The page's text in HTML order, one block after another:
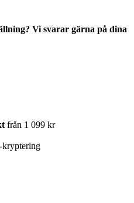
Vi svarar gärna på dina
från 1 099 kr
kryptering